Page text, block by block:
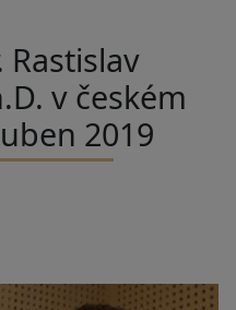
Rastislav
v českém
2019